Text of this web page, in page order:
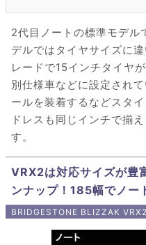
2代目ノートの標準モデル
デルではタイヤサイズに
レードで15インチタイヤ
別仕様車などに設定され
ールを装着するなどスタ
ドレスも同じインチで揃
す。
VRX2は対応サイズが豊
ンナップ！185幅でノー
BRIDGESTONE BLIZZAK